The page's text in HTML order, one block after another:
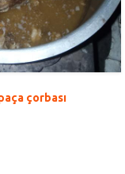
çorbası